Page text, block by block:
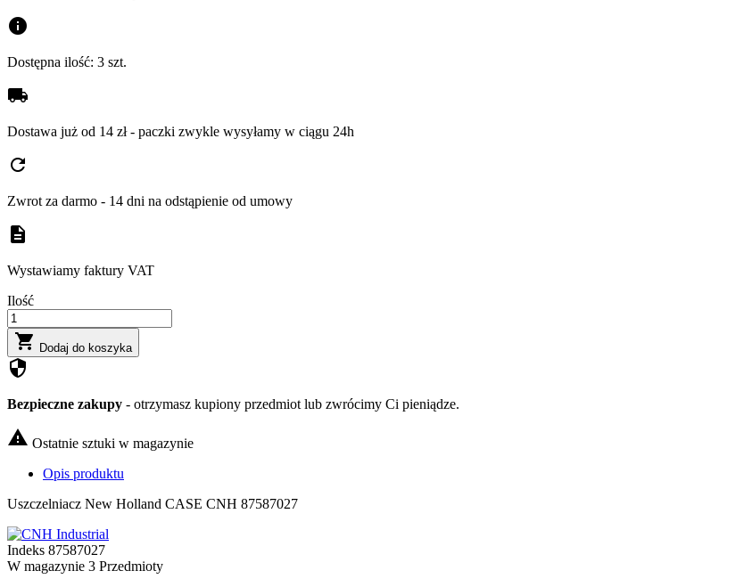
info
Dostępna ilość: 3 szt.
local_shipping
Dostawa już od 14 zł - paczki zwykle wysyłamy w ciągu 24h
refresh
Zwrot za darmo - 14 dni na odstąpienie od umowy
description
Wystawiamy faktury VAT
Ilość
 Dodaj do koszyka
security
Bezpieczne zakupy - otrzymasz kupiony przedmiot lub zwrócimy Ci pieniądze.
 Ostatnie sztuki w magazynie
Opis produktu
Uszczelniacz New Holland CASE CNH 87587027
Indeks 87587027
W magazynie 3 Przedmioty